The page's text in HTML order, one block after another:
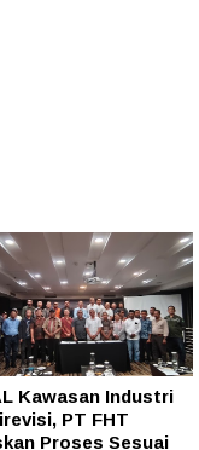
Kawasan Industri
PT FHT
Proses Sesuai